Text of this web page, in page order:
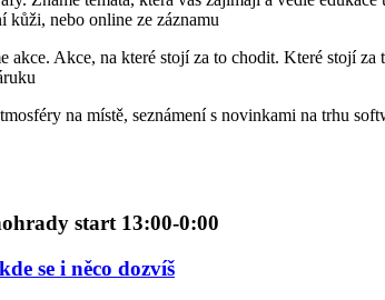
kůži, nebo online ze záznamu
akce. Akce, na které stojí za to chodit. Které stojí
na místě, seznámení s novinkami na trhu
start 13:00-0:00
se i něco dozvíš